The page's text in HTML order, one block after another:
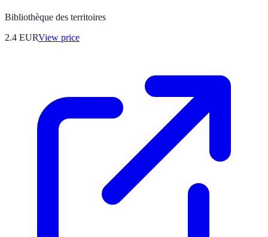
Bibliothèque des territoires
2.4 EURView price